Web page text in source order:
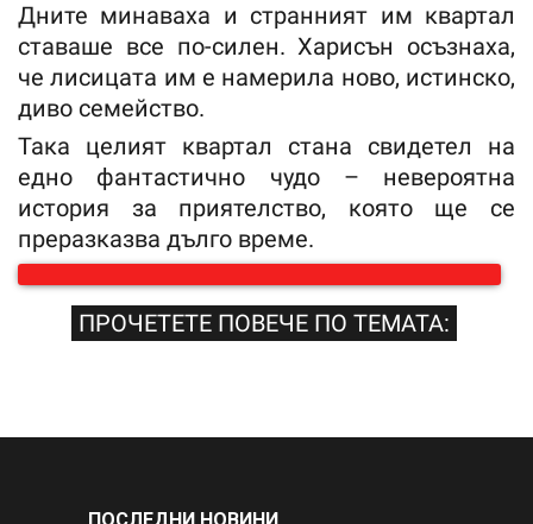
Дните минаваха и странният им квартал
ставаше все по-силен. Харисън осъзнаха,
че лисицата им е намерила ново, истинско,
диво семейство.
Така целият квартал стана свидетел на
едно фантастично чудо – невероятна
история за приятелство, която ще се
преразказва дълго време.
ПРОЧЕТЕТЕ ПОВЕЧЕ ПО ТЕМАТА: